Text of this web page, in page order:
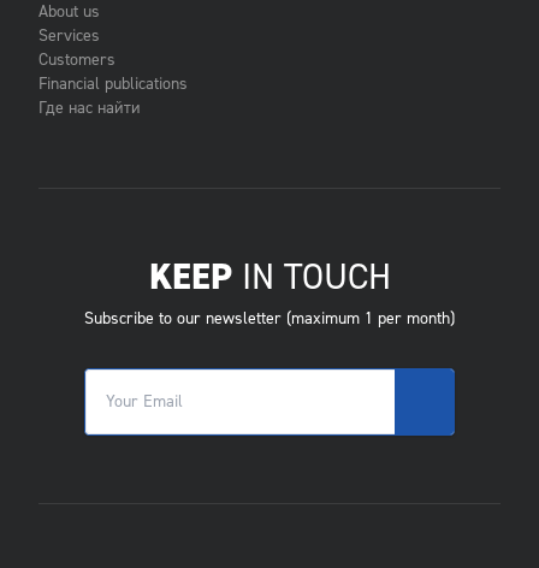
About us
Services
Customers
Financial publications
Где нас найти
KEEPIN TOUCH
Subscribe to our newsletter (maximum 1 per month)